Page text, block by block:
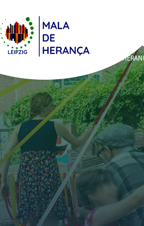
» MALINHA DE